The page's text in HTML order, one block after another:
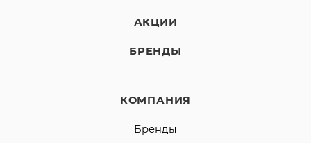
АКЦИИ
БРЕНДЫ
КОМПАНИЯ
Бренды